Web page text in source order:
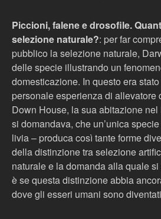
Piccioni, falene e drosofile.
selezione naturale?: per far
pubblico la selezione naturale,
delle specie illustrando un
domesticazione. In questo era
personale esperienza di
Down House, la sua abitazione
si domandava, che un’unica
livia – produca così tante forme
della distinzione tra selezione
naturale e la domanda alla quale
è se questa distinzione abbia
dove gli esseri umani sono